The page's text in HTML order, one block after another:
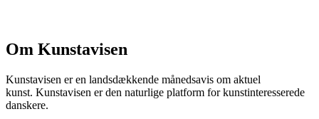
Om Kunstavisen
Kunstavisen er en landsdækkende månedsavis om aktuel
kunst. Kunstavisen er den naturlige platform for kunstinteresserede
danskere.